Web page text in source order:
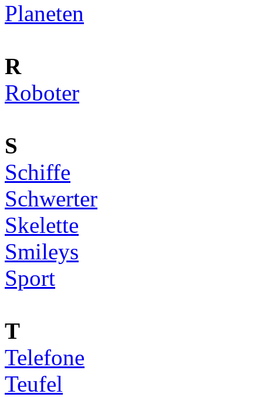
Planeten
R
Roboter
S
Schiffe
Schwerter
Skelette
Smileys
Sport
T
Telefone
Teufel